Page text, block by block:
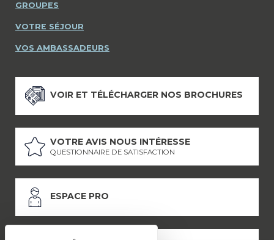
GROUPES
VOTRE SÉJOUR
VOS AMBASSADEURS
VOIR ET TÉLÉCHARGER NOS BROCHURES
VOTRE AVIS NOUS INTÉRESSE
QUESTIONNAIRE DE SATISFACTION
ESPACE PRO